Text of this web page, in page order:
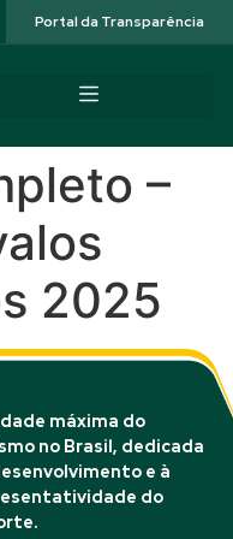
Portal da Transparência
–
2025
máxima do
no Brasil, dedicada
e à
do